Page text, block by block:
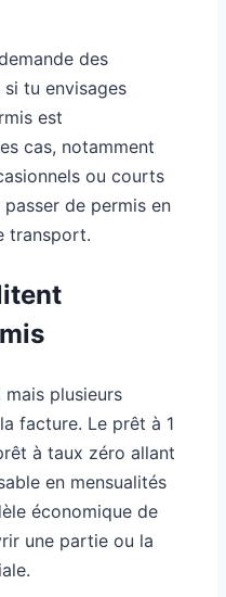
des
tu envisages
est
cas, notamment
ou courts
de permis en
transport.
plusieurs
facture. Le prêt à 1
à taux zéro allant
en mensualités
économique de
une partie ou la